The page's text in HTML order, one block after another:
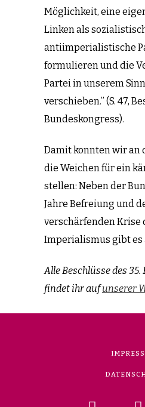
Möglichkeit, eine
Linken als
antiimperialistische
formulieren und die
Partei in unserem
verschieben.” (S. 47,
Bundeskongress).
Damit konnten wir an
die Weichen für ein
stellen: Neben der
Jahre Befreiung und
verschärfenden Krise
Imperialismus gibt es
Alle Beschlüsse des
findet ihr aufunserer